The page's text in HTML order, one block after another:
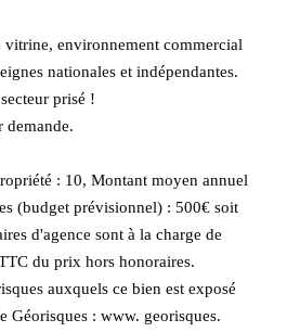
environnement commercial
nationales et indépendantes.
prisé !
demande.
: 10, Montant moyen annuel
(budget prévisionnel) : 500€ soit
d'agence sont à la charge de
du prix hors honoraires.
auxquels ce bien est exposé
Géorisques : www. georisques.